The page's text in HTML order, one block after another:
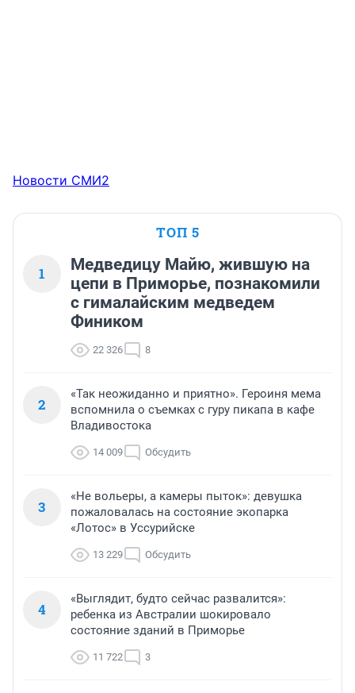
Новости СМИ2
ТОП 5
1
Медведицу Майю, жившую на
цепи в Приморье, познакомили
с гималайским медведем
Фиником
22 326 8
2
«Так неожиданно и приятно». Героиня мема
вспомнила о съемках с гуру пикапа в кафе
Владивостока
14 009 Обсудить
3
«Не вольеры, а камеры пыток»: девушка
пожаловалась на состояние экопарка
«Лотос» в Уссурийске
13 229 Обсудить
4
«Выглядит, будто сейчас развалится»:
ребенка из Австралии шокировало
состояние зданий в Приморье
11 722 3